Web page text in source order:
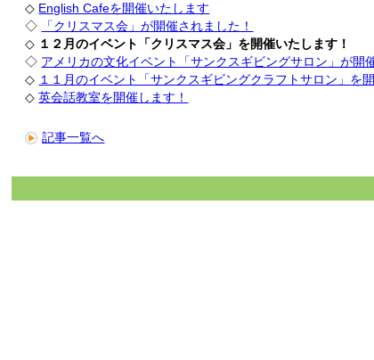
◇ English Cafeを開催いたします
◇
「クリスマス会」が開催されました！
◇ １２月のイベント「クリスマス会」を開催いたします！
◇ アメリカの文化イベント「サンクスギビングサロン」が開
◇ １１月のイベント「サンクスギビングクラフトサロン」を
◇英会話教室を開催します！
記事一覧へ